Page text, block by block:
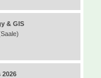
& GIS
2026